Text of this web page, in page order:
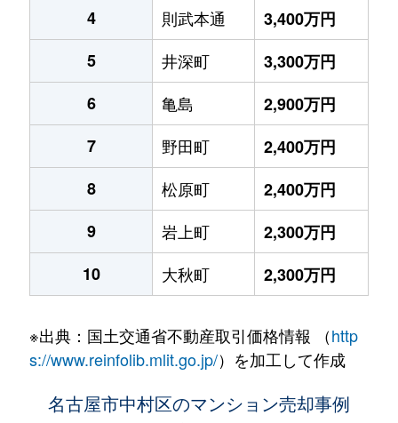
4
則武本通
3,400万円
5
井深町
3,300万円
6
亀島
2,900万円
7
野田町
2,400万円
8
松原町
2,400万円
9
岩上町
2,300万円
10
大秋町 2,300万円
※出典：国土交通省不動産取引価格情報 （http
s://www.reinfolib.mlit.go.jp/）を加工して作成
名古屋市中村区のマンション売却事例